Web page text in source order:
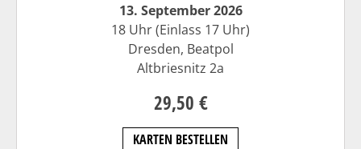
13. September 2026
18 Uhr (Einlass 17 Uhr)
Dresden, Beatpol
Altbriesnitz 2a
29,50 €
KARTEN BESTELLEN